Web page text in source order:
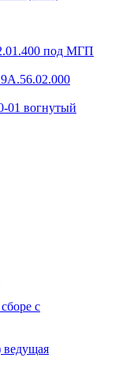
под МГП
01 вогнутый
с
ведущая